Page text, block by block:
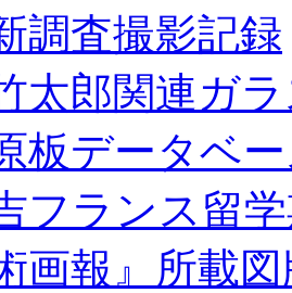
調査撮影記録
太郎関連ガ
板データベ
フランス留
画報』所載